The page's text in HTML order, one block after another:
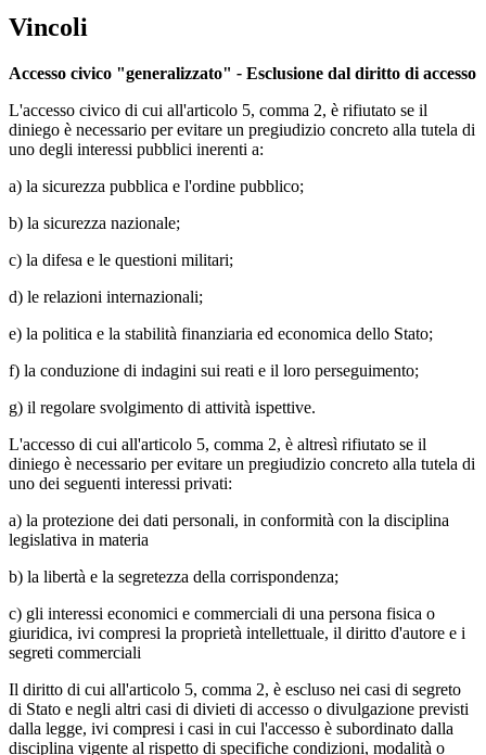
Vincoli
Accesso civico "generalizzato" - Esclusione dal diritto di accesso
L'accesso civico di cui all'articolo 5, comma 2, è rifiutato se il
diniego è necessario per evitare un pregiudizio concreto alla tutela di
uno degli interessi pubblici inerenti a:
a) la sicurezza pubblica e l'ordine pubblico;
b) la sicurezza nazionale;
c) la difesa e le questioni militari;
d) le relazioni internazionali;
e) la politica e la stabilità finanziaria ed economica dello Stato;
f) la conduzione di indagini sui reati e il loro perseguimento;
g) il regolare svolgimento di attività ispettive.
L'accesso di cui all'articolo 5, comma 2, è altresì rifiutato se il
diniego è necessario per evitare un pregiudizio concreto alla tutela di
uno dei seguenti interessi privati:
a) la protezione dei dati personali, in conformità con la disciplina
legislativa in materia
b) la libertà e la segretezza della corrispondenza;
c) gli interessi economici e commerciali di una persona fisica o
giuridica, ivi compresi la proprietà intellettuale, il diritto d'autore e i
segreti commerciali
Il diritto di cui all'articolo 5, comma 2, è escluso nei casi di segreto
di Stato e negli altri casi di divieti di accesso o divulgazione previsti
dalla legge, ivi compresi i casi in cui l'accesso è subordinato dalla
disciplina vigente al rispetto di specifiche condizioni, modalità o